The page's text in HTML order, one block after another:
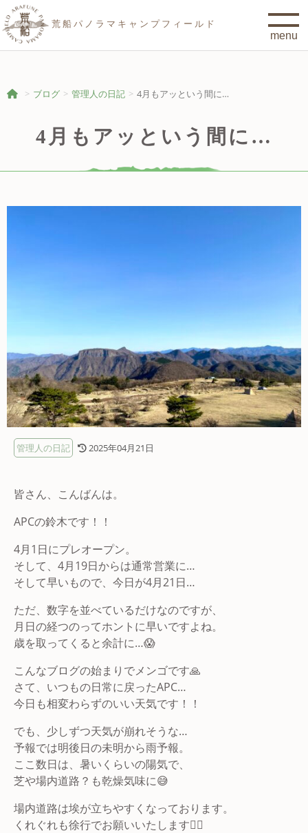
荒船パノラマキャンプフィールド
ブログ 管理人の日記 4月もアッという間に…
4月もアッという間に…
管理人の日記 2025年04月21日
皆さん、こんばんは。
APCの鈴木です！！
4月1日にプレオープン。
そして、4月19日からは通常営業に…
そして早いもので、今日が4月21日…
ただ、数字を並べているだけなのですが、
月日の経つのってホントに早いですよね。
歳を取ってくると余計に…😱
こんなブログの始まりでメンゴです🙏
さて、いつもの日常に戻ったAPC…
今日も相変わらずのいい天気です！！
でも、少しずつ天気が崩れそうな…
予報では明後日の未明から雨予報。
ここ数日は、暑いくらいの陽気で、
芝や場内道路？も乾燥気味に😅
場内道路は埃が立ちやすくなっております。
くれぐれも徐行でお願いいたします🙇‍♂️